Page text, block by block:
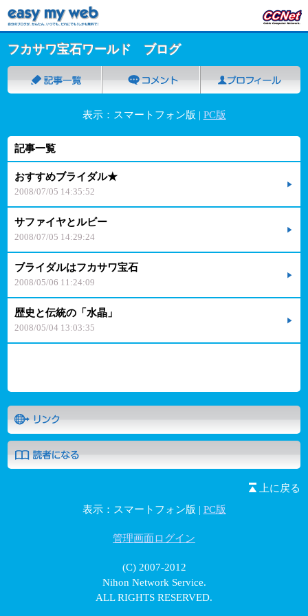
フカサワ宝石ワールド ブログ
表示：スマートフォン版 | PC版
記事一覧
おすすめブライダル★
2008/07/05 14:35:52
サファイヤとルビー
2008/07/05 14:29:24
ブライダルはフカサワ宝石
2008/05/06 11:24:09
歴史と伝統の「水晶」
2008/05/04 13:03:35
上に戻る
表示：スマートフォン版 | PC版
管理画面ログイン
(C) 2007-2012
Nihon Network Service.
ALL RIGHTS RESERVED.